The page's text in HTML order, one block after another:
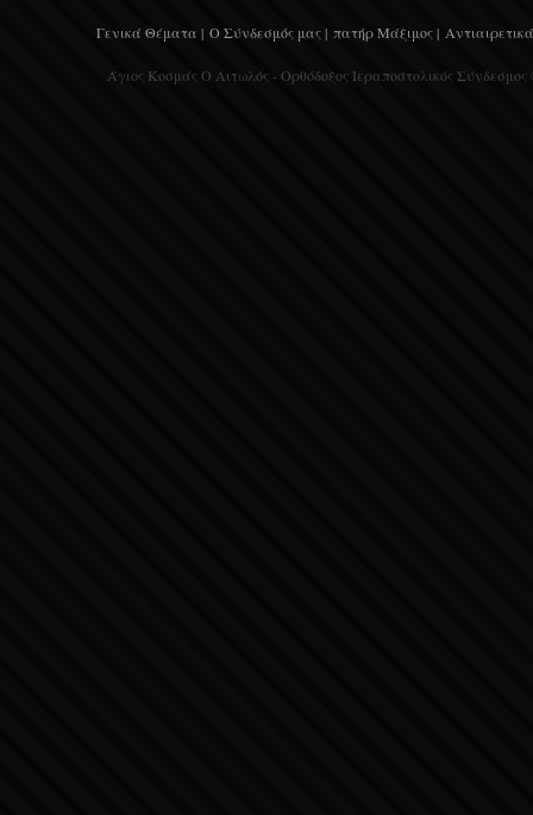
Γενικά Θέματα | Ο Σύνδεσμός μας | πατήρ Μάξιμος |
Άγιος Κοσμάς Ο Αιτωλός - Ορθόδοξος Ιεραποστολικός